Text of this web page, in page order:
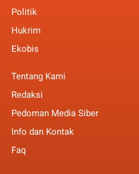
Politik
Hukrim
Ekobis
Tentang Kami
Redaksi
Pedoman Media Siber
Info dan Kontak
Faq